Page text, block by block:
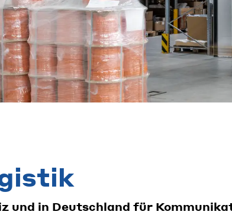
und in Deutschland für